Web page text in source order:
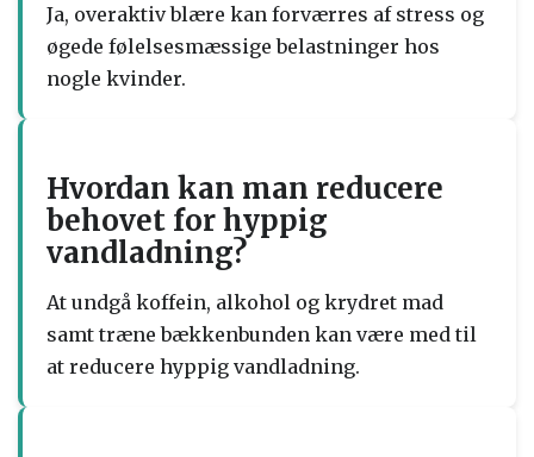
Ja, overaktiv blære kan forværres af stress og
øgede følelsesmæssige belastninger hos
nogle kvinder.
Hvordan kan man reducere
behovet for hyppig
vandladning?
At undgå koffein, alkohol og krydret mad
samt træne bækkenbunden kan være med til
at reducere hyppig vandladning.